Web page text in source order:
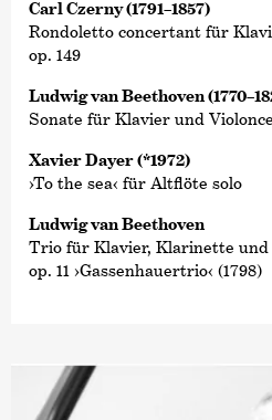
Carl Czerny (1791–1857)
Rondoletto concertant für
op. 149
Ludwig van Beethoven
Sonate für Klavier und
Xavier Dayer (*1972)
›To the sea‹ für Altflöte solo
Ludwig van Beethoven
Trio für Klavier, Klarinette und
op. 11 ›Gassenhauertrio‹ (1798)